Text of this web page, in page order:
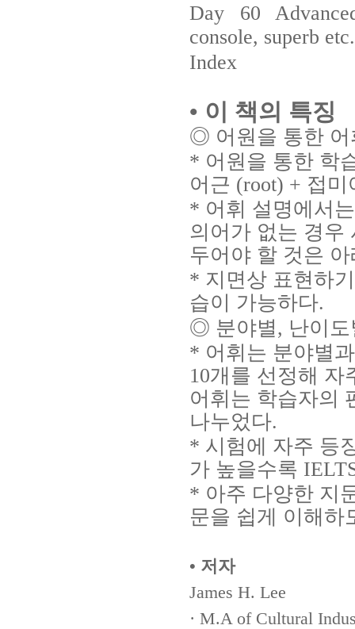
Day 60
console, superb etc.
Index
• 이 책의 특징
◎ 어원을 통한 어
* 어원을 통한 학
어근 (root) + 접
* 어휘 설명에서
의어가 없는 경우
두어야 할 것은
* 지면상 표현하
습이 가능하다.
◎ 분야별, 난이도
* 어휘는 분야별
10개를 선정해
어휘는 학습자의
나누었다.
* 시험에 자주 등
가 높을수록
* 아주 다양한 지
문을 쉽게 이해하
• 저자
James H. Lee
· M.A of Cultural